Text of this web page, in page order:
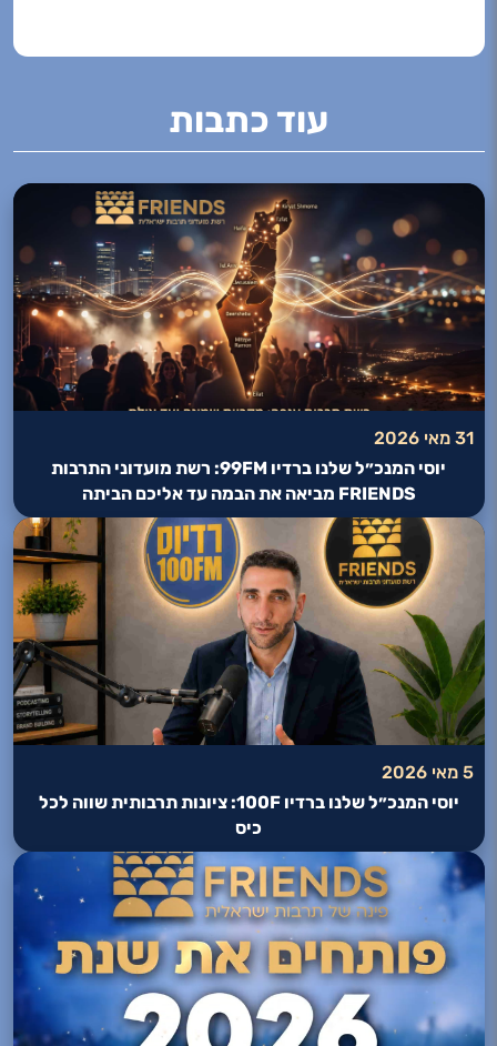
עוד כתבות
31 מאי 2026
יוסי המנכ״ל שלנו ברדיו 99FM: רשת מועדוני התרבות
FRIENDS מביאה את הבמה עד אליכם הביתה
5 מאי 2026
יוסי המנכ״ל שלנו ברדיו 100F: ציונות תרבותית שווה לכל
כיס